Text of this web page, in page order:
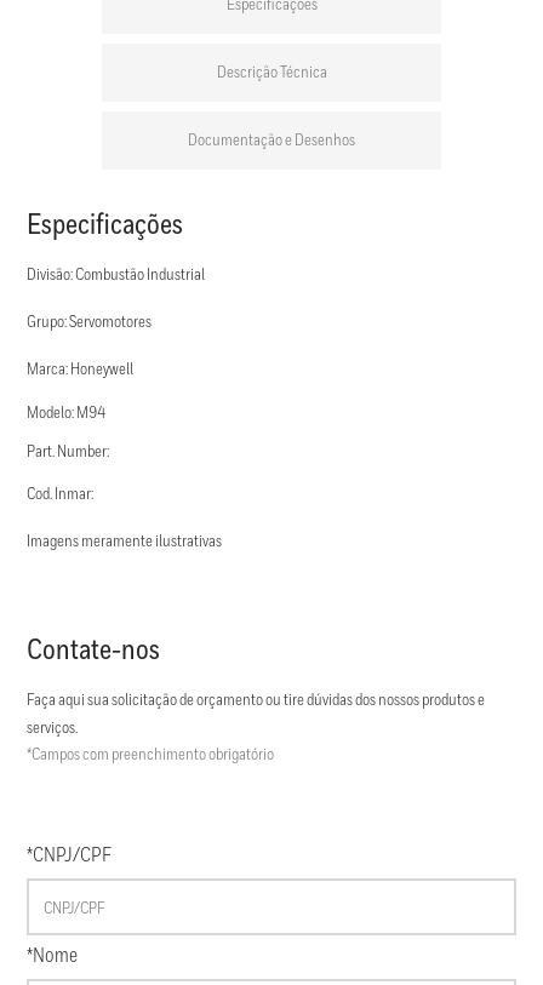
Especificações
Descrição Técnica
Documentação e Desenhos
Especificações
Divisão: Combustão Industrial
Grupo: Servomotores
Marca: Honeywell
Modelo: M94
Part. Number:
Cod. Inmar:
Imagens meramente ilustrativas
Contate-nos
Faça aqui sua solicitação de orçamento ou tire dúvidas dos nossos produtos e
serviços.
*Campos com preenchimento obrigatório
*CNPJ/CPF
*Nome